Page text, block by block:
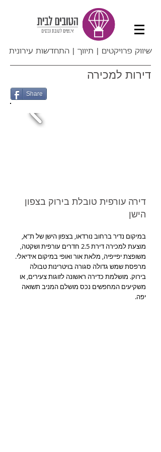
שיווק פרויקטים | תיווך | התחדשות עירונית
דירות למכירה
Share
דירה עורפית טובלת בירוק בצפון
במיקום נדיר ברחוב נורדאו, בצפון הישן של ת"א,
מוצעת למכירה דירת 2.5 חדרים עורפית ושקטה,
משופצת יפייפיה, מלאת אור ואופי במיקום אידיאלי.
מרפסת שמש גדולה סגורה בויטרינות טבולה
בירוק. מושלמת כדירה ראשונה לזוגות צעירים, או
משקיעים המחפשים נכס מושלם המניב תשואה
יפה.